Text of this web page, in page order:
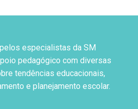
especialistas da SM
pedagógico com diversas
tendências educacionais,
e planejamento escolar.